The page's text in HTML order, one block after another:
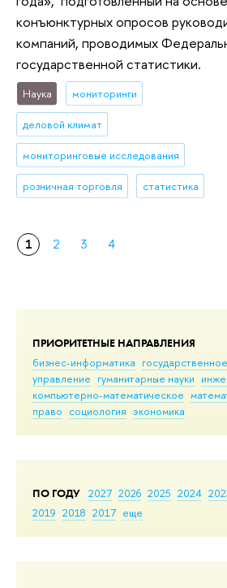
ПРИОРИТЕТНЫЕ НАПРАВЛЕНИЯ
бизнес-информатика
управление гуманитарные науки
компьютерно-математическое
право социология экономика
ПО ГОДУ 2027 2026 2025 2024
2019 2018 2017 еще
конъюнктурных опросов
компаний, проводимых
государственной статистики.
Наука мониторинги
деловой климат
мониторинговые исследования
розничная торговля статистика
1 2 3 4